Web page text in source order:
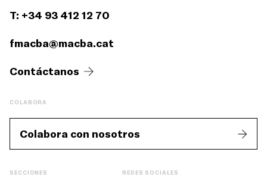
T: +34 93 412 12 70
fmacba@macba.cat
Contáctanos
COLABORA
Colabora con nosotros
SECCIONES REDES SOCIALES